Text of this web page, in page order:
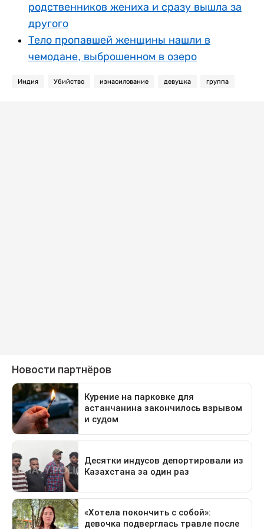
родственников жениха и сразу вышла за
другого
Тело пропавшей женщины нашли в
чемодане, выброшенном в озеро
Индия Убийство изнасилование девушка группа